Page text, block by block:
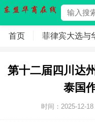
首页 菲律宾大选与
第十二届四川达
泰国
时间：2025-12-